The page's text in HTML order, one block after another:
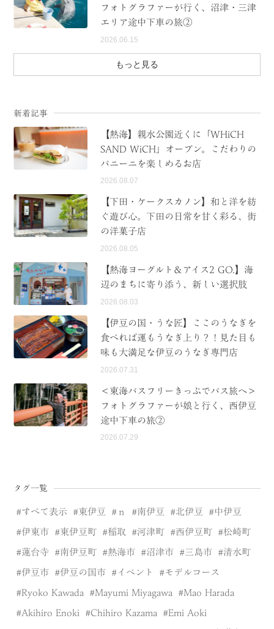
フォトグラファーが行く、沼津・三津
エリア途中下車の旅②
2026.06.15
もっと見る
新着記事
【熱海】親水公園近くに「WHiCH
SAND WiCH」オープン。こだわりの
パニーニを楽しめるお店
2026.08.07
【下田・ケークスカノン】和と洋を紡
ぐ遊び心。下田の日常を甘く彩る、街
の洋菓子店
2026.08.05
【熱海ヨーグルト＆アイス2 GO.】海
辺のまちに寄り添う、新しい選択肢
2026.08.03
【伊豆の国・うな匠】ここのうなぎを
食べれば運もうなぎ上り？！見た目も
味も大満足な伊豆のうなぎ専門店
2026.07.31
＜東海バスフリーきっぷでバス旅へ＞
フォトグラファーが娘と行く、西伊豆
途中下車の旅②
2026.07.29
タグ一覧
すべて表示 東伊豆 ｎ 南伊豆 北伊豆 中伊豆
伊東市 東伊豆町 稲取 河津町 西伊豆町 松崎町
蓮台寺 南伊豆町 熱海市 沼津市 三島市 清水町
伊豆市 伊豆の国市 イベント モデルコース
Ryoko Kawada Mayumi Miyagawa Mao Harada
Akihiro Enoki Chihiro Kazama Emi Aoki